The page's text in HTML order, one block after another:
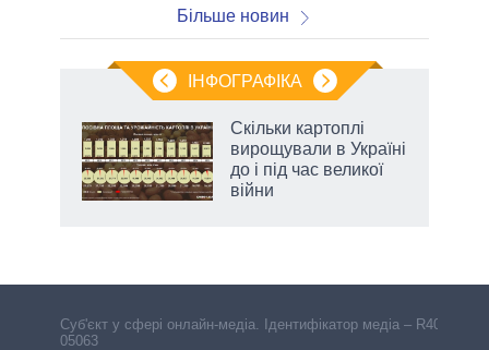
Більше новин
ІНФОГРАФІКА
Скільки картоплі
вирощували в Україні
до і під час великої
війни
Cуб'єкт у сфері онлайн-медіа. Ідентифікатор медіа – R40-
05063